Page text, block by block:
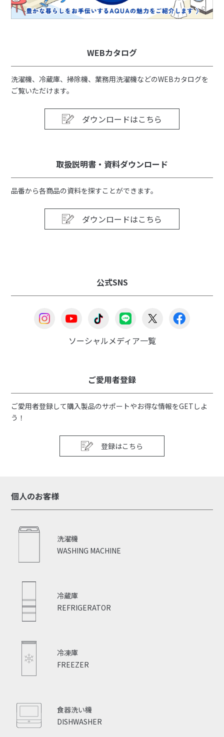
WEBカタログ
洗濯機、冷蔵庫、掃除機、業務用洗濯機などのWEBカタログを
ご覧いただけます。
ダウンロードはこちら
取扱説明書・資料ダウンロード
品番から各商品の資料を探すことができます。
ダウンロードはこちら
公式SNS
ソーシャルメディア一覧
ご愛用者登録
ご愛用者登録して購入製品のサポートやお得な情報をGETしよ
う！
登録はこちら
個人のお客様
WASHING MACHINE
洗濯機
REFRIGERATOR
冷蔵庫
FREEZER
冷凍庫
DISHWASHER
食器洗い機